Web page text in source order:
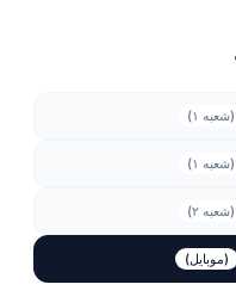
(شعبه ۱)
(شعبه ۱)
(شعبه ۲)
(موبایل)